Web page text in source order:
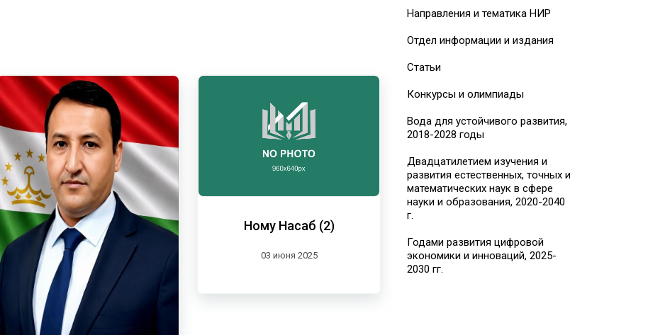
Ному Насаб (2)
03 июня 2025
Направления и тематика НИР
Отдел информации и издания
Статьи
Конкурсы и олимпиады
Вода для устойчивого развития,
2018-2028 годы
Двадцатилетием изучения и
развития естественных, точных и
математических наук в сфере
науки и образования, 2020-2040
г.
Годами развития цифровой
экономики и инноваций, 2025-
2030 гг.